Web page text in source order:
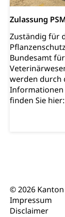
Zulassung
Zuständig für
Bundesamt
werden durch
Informationen
finden Sie hier:
© 2026
Impressum
Disclaimer
Haustiere,
Viehzucht
Todesfall
Bestattung,
Erbschaft,